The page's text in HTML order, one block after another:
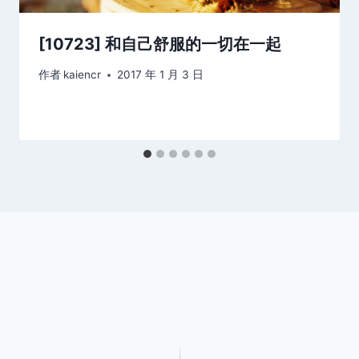
[10723] 和自己舒服的一切在一起
作者 kaiencr 2017 年 1 月 3 日